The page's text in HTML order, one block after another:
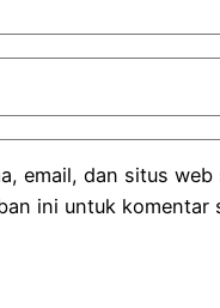
email, dan situs web
ini untuk komentar